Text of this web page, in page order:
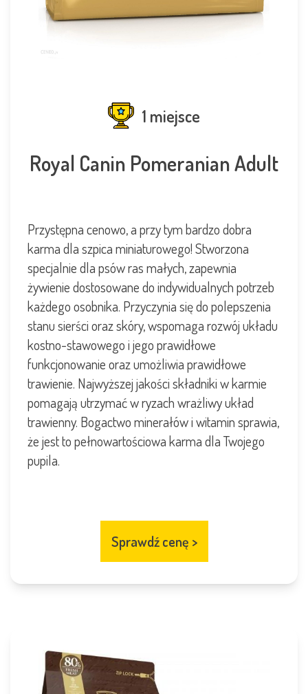
1 miejsce
Royal Canin Pomeranian Adult
Przystępna cenowo, a przy tym bardzo dobra
karma dla szpica miniaturowego! Stworzona
specjalnie dla psów ras małych, zapewnia
żywienie dostosowane do indywidualnych potrzeb
każdego osobnika. Przyczynia się do polepszenia
stanu sierści oraz skóry, wspomaga rozwój układu
kostno-stawowego i jego prawidłowe
funkcjonowanie oraz umożliwia prawidłowe
trawienie. Najwyższej jakości składniki w karmie
pomagają utrzymać w ryzach wrażliwy układ
trawienny. Bogactwo minerałów i witamin sprawia,
że jest to pełnowartościowa karma dla Twojego
pupila.
Sprawdź cenę >